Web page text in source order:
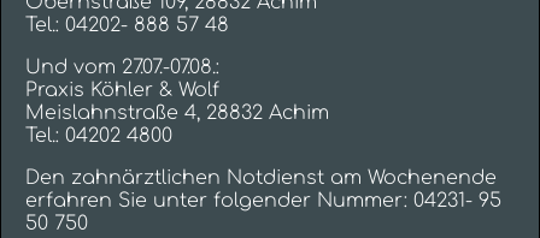
Wir freuen uns darauf, Sie kennenzulernen:
Tel.: 04202- 888 57 48
Und vom 27.07.-07.08.:
Praxis Köhler & Wolf
Meislahnstraße 4, 28832 Achim
Tel.: 04202 4800
Den zahnärztlichen Notdienst am Wochenende
erfahren Sie unter folgender Nummer: 04231- 95
50 750